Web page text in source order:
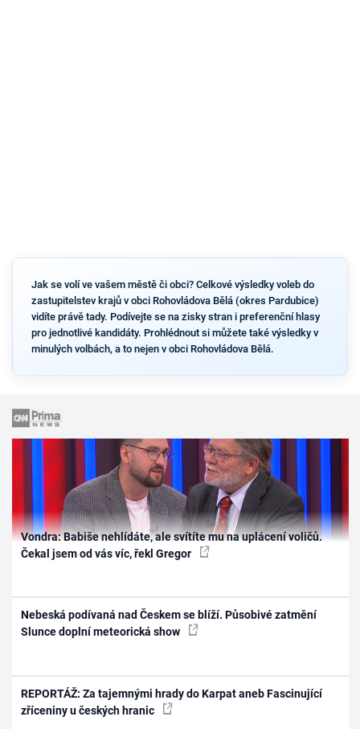
Jak se volí ve vašem městě či obci? Celkové výsledky voleb do
zastupitelstev krajů v obci Rohovládova Bělá (okres Pardubice)
vidíte právě tady. Podívejte se na zisky stran i preferenční hlasy
pro jednotlivé kandidáty. Prohlédnout si můžete také výsledky v
minulých volbách, a to nejen v obci Rohovládova Bělá.
Vondra: Babiše nehlídáte, ale svítíte mu na uplácení voličů.
Čekal jsem od vás víc, řekl Gregor
Nebeská podívaná nad Českem se blíží. Působivé zatmění
Slunce doplní meteorická show
REPORTÁŽ: Za tajemnými hrady do Karpat aneb Fascinující
zříceniny u českých hranic